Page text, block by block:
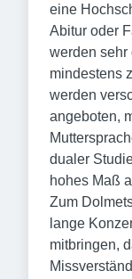
eine
Abitur oder
werden sehr
mindestens
werden
angeboten,
dualer
hohes Maß
Zum
lange
mitbringen,